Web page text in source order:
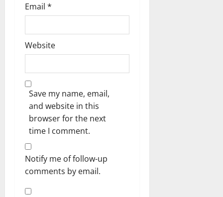
Email *
Website
Save my name, email,
and website in this
browser for the next
time I comment.
Notify me of follow-up
comments by email.